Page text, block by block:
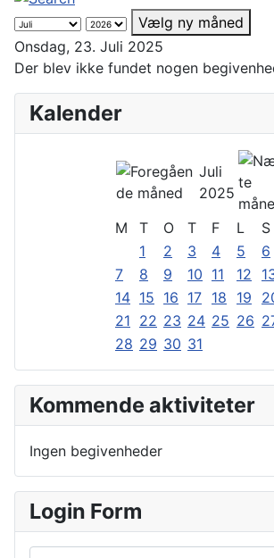
Vælg ny måned
Onsdag, 23. Juli 2025
Der blev ikke fundet nogen
Kalender
Juli
2025
M
T O T F L
S
1
2 3 4 5
6
7
8 9 10 11 12
14 15 16 17 18 19
21 22 23 24 25 26
28 29 30 31
Kommende aktiviteter
Ingen begivenheder
Login Form